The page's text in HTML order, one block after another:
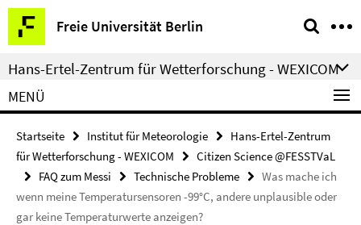
Springe
direkt
zu
Inhalt
Freie Universität Berlin
Service-
Navigation
Hans-Ertel-Zentrum für Wetterforschung - WEXICOM
MENÜ
Startseite Institut für Meteorologie
Hans-Ertel-Zentrum
für Wetterforschung - WEXICOM
Citizen Science @FESSTVaL
FAQ zum Messi
Technische Probleme
Was mache ich
wenn meine Temperatursensoren -99°C, andere unplausible oder
gar keine Temperaturwerte anzeigen?